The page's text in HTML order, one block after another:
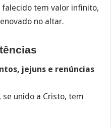
tem valor infinito,
no altar.
jejuns e renúncias
unido a Cristo, tem